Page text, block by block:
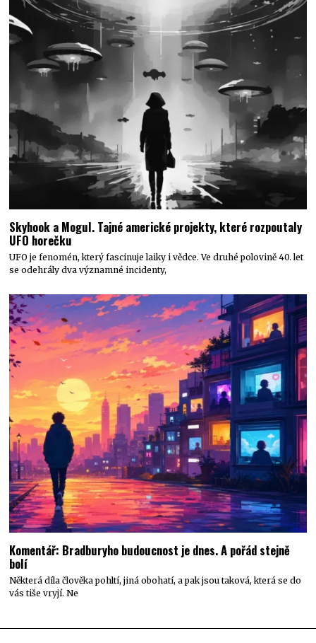
Skyhook a Mogul. Tajné americké projekty, které rozpoutaly
UFO horečku
UFO je fenomén, který fascinuje laiky i vědce. Ve druhé polovině 40. let
se odehrály dva významné incidenty,
Komentář: Bradburyho budoucnost je dnes. A pořád stejně
bolí
Některá díla člověka pohltí, jiná obohatí, a pak jsou taková, která se do
vás tiše vryjí. Ne